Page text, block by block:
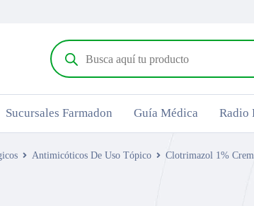
Sucursales Farmadon Guía Médica Radio
Antimicóticos De Uso Tópico Clotrimazol 1%